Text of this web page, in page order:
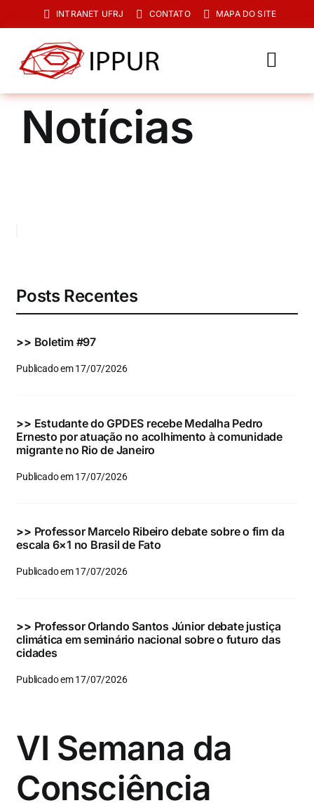
para
conteúdo
INTRANET UFRJ CONTATO MAPA DO SITE
O IPPUR
Graduação
Eventos e Certificados
para:
Notícias
Posts Recentes
>> Boletim #97
Publicado em 17/07/2026
>> Estudante do GPDES recebe Medalha Pedro
Ernesto por atuação no acolhimento à comunidade
migrante no Rio de Janeiro
Publicado em 17/07/2026
>> Professor Marcelo Ribeiro debate sobre o fim da
escala 6×1 no Brasil de Fato
Publicado em 17/07/2026
>> Professor Orlando Santos Júnior debate justiça
climática em seminário nacional sobre o futuro das
cidades
Publicado em 17/07/2026
VI Semana da
Consciência